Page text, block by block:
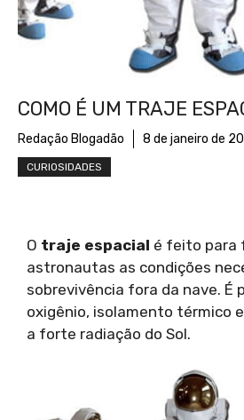
COMO É UM TRAJE
Redação Blogadão 8 de janeiro de
CURIOSIDADES
O traje espacial é feito para
astronautas as condições
sobrevivência fora da nave. É
oxigênio, isolamento térmico
a forte radiação do Sol.